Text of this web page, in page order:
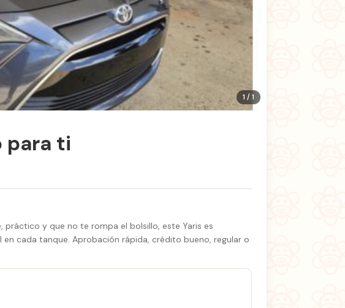
1 / 1
para ti
práctico y que no te rompa el bolsillo, este Yaris es
cada tanque. Aprobación rápida, crédito bueno, regular o